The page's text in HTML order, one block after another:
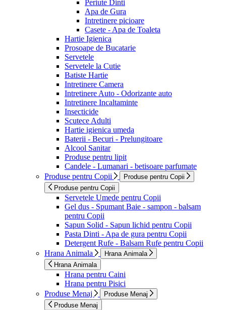
Periute Dinti
Apa de Gura
Intretinere picioare
Casete - Apa de Toaleta
Hartie Igienica
Prosoape de Bucatarie
Servetele
Servetele la Cutie
Batiste Hartie
Intretinere Camera
Intretinere Auto - Odorizante auto
Intretinere Incaltaminte
Insecticide
Scutece Adulti
Hartie igienica umeda
Baterii - Becuri - Prelungitoare
Alcool Sanitar
Produse pentru lipit
Candele - Lumanari - betisoare parfumate
Produse pentru Copii
Produse pentru Copii
Produse pentru Copii
Servetele Umede pentru Copii
Gel dus - Spumant Baie - sampon - balsam
pentru Copii
Sapun Solid - Sapun lichid pentru Copii
Pasta Dinti - Apa de gura pentru Copii
Detergent Rufe - Balsam Rufe pentru Copii
Hrana Animala
Hrana Animala
Hrana Animala
Hrana pentru Caini
Hrana pentru Pisici
Produse Menaj
Produse Menaj
Produse Menaj